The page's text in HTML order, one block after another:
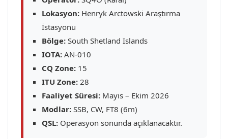
Lokasyon: Henryk Arctowski Araştırma
İstasyonu
Bölge: South Shetland Islands
IOTA: AN-010
CQ Zone: 15
ITU Zone: 28
Faaliyet Süresi: Mayıs – Ekim 2026
Modlar: SSB, CW, FT8 (6m)
QSL: Operasyon sonunda açıklanacaktır.